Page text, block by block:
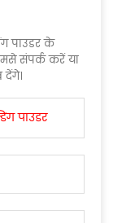
पाउडर के
संपर्क करें या
पाउडर